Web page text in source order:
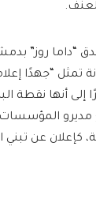
“داما روز”
تمثل “جهدًا
أنها نقطة
المؤسسات
كإعلان عن